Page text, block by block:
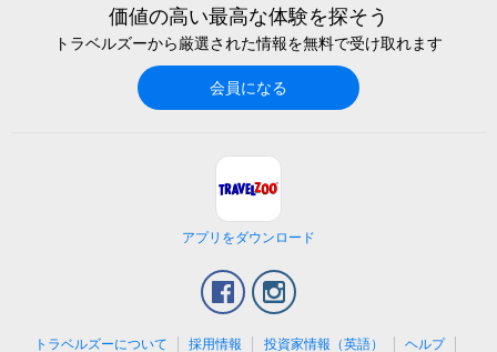
価値の高い最高な体験を探そう
トラベルズーから厳選された情報を無料で受け取れます
会員になる
アプリをダウンロード
Facebook
トラベルズーについて 採用情報 投資家情報（英語） ヘルプ